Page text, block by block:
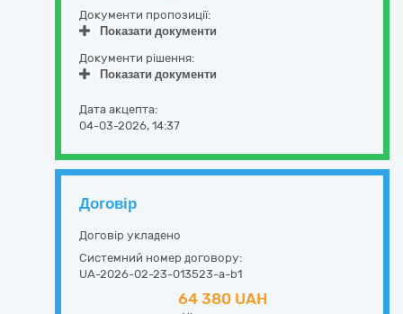
Документи пропозиції:
Показати документи
Документи рішення:
Показати документи
Дата акцепта:
04-03-2026, 14:37
Договір
Договір укладено
Системний номер договору:
UA-2026-02-23-013523-a-b1
64 380 UAH